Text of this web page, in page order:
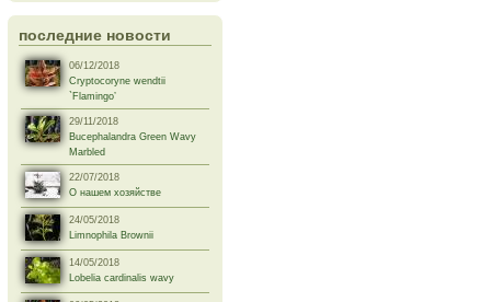
последние новости
06/12/2018
Cryptocoryne wendtii
`Flamingo’
29/11/2018
Bucephalandra Green Wavy
Marbled
22/07/2018
О нашем хозяйстве
24/05/2018
Limnophila Brownii
14/05/2018
Lobelia cardinalis wavy